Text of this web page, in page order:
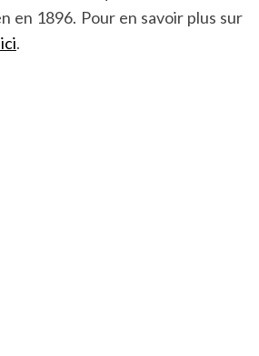
en 1896. Pour en savoir plus sur
.